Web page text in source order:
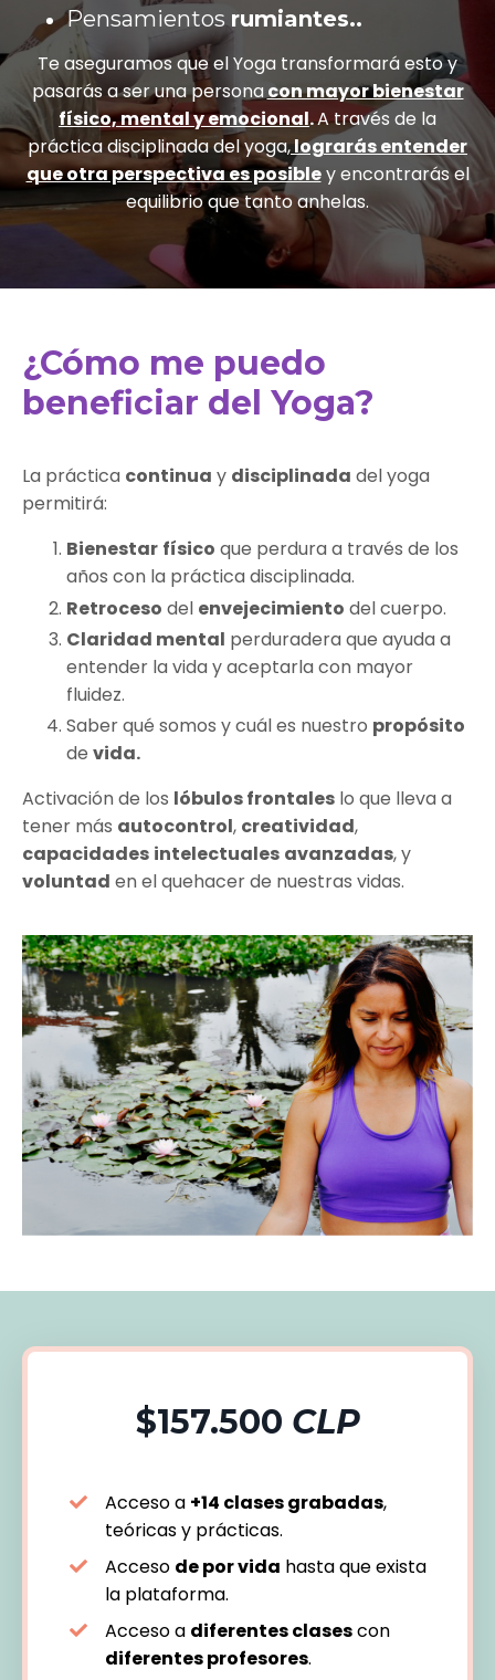
Pensamientosrumiantes..
Te aseguramos que el Yoga transformará esto y
pasarás a ser una personacon mayor bienestar
físico, mental y emocional.A través de la
práctica disciplinada del yoga,lograrás entender
que otra perspectiva es posibley encontrarás el
equilibrio que tanto anhelas.
¿Cómo me puedo
beneficiar del Yoga?
La práctica continua y disciplinada del yoga
permitirá:
Bienestar físico que perdura a través de los
años con la práctica disciplinada.
Retroceso del envejecimiento del cuerpo.
Claridad mental perduradera que ayuda a
entender la vida y aceptarla con mayor
fluidez.
Saber qué somos y cuál es nuestro propósito
de vida.
Activación de los lóbulos frontales lo que lleva a
tener más autocontrol, creatividad,
capacidades intelectuales avanzadas, y
voluntad en el quehacer de nuestras vidas.
$157.500 CLP
Acceso a +14 clases grabadas,
teóricas y prácticas.
Acceso de por vida hasta que exista
la plataforma.
Acceso a diferentes clasescon
diferentes profesores.